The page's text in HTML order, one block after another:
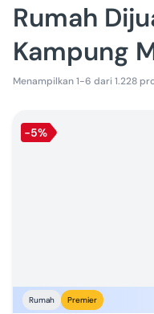
Rumah
Kampung
Menampilkan 1-6 dari 1.228
-5%
Rumah Premier